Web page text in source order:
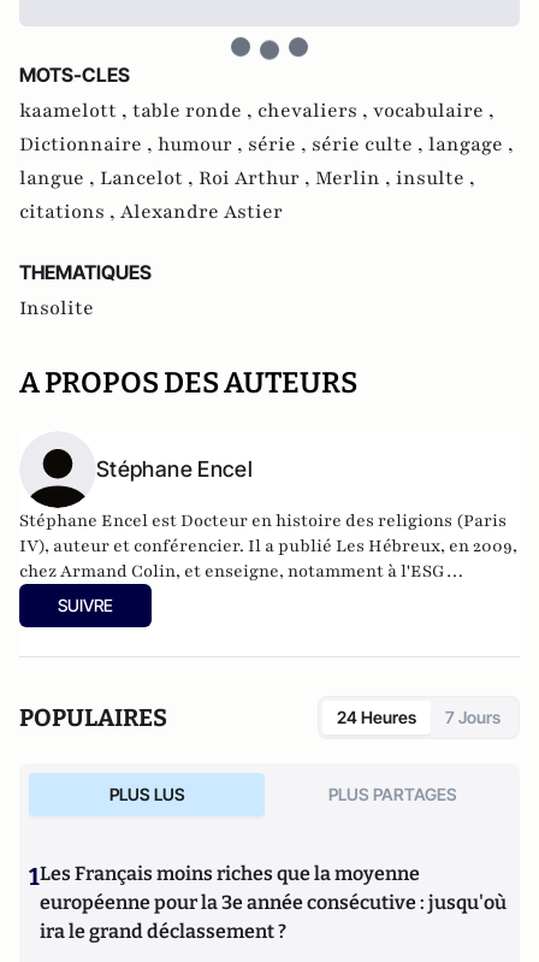
MOTS-CLES
kaamelott , table ronde , chevaliers , vocabulaire ,
Dictionnaire , humour , série , série culte , langage ,
langue , Lancelot , Roi Arthur , Merlin , insulte ,
citations , Alexandre Astier
THEMATIQUES
Insolite
A PROPOS DES AUTEURS
Stéphane Encel
Stéphane Encel est Docteur en histoire des religions (Paris
IV), auteur et conférencier. Il a publié Les Hébreux, en 2009,
chez Armand Colin, et enseigne, notamment à l'ESG
Management School, la culture générale ainsi que les inter-
culturalités religieuses.
SUIVRE
POPULAIRES 24 Heures 7 Jours
PLUS LUS PLUS PARTAGES
1Les Français moins riches que la moyenne
européenne pour la 3e année consécutive : jusqu'où
ira le grand déclassement ?